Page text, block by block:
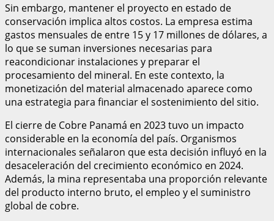
Sin embargo, mantener el proyecto en estado de
conservación implica altos costos. La empresa estima
gastos mensuales de entre 15 y 17 millones de dólares, a
lo que se suman inversiones necesarias para
reacondicionar instalaciones y preparar el
procesamiento del mineral. En este contexto, la
monetización del material almacenado aparece como
una estrategia para financiar el sostenimiento del sitio.
El cierre de Cobre Panamá en 2023 tuvo un impacto
considerable en la economía del país. Organismos
internacionales señalaron que esta decisión influyó en la
desaceleración del crecimiento económico en 2024.
Además, la mina representaba una proporción relevante
del producto interno bruto, el empleo y el suministro
global de cobre.